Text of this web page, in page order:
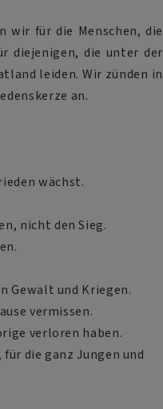
wir für die Menschen, die
diejenigen, die unter der
leiden. Wir zünden in
an.
wächst.
nicht den Sieg.
Gewalt und Kriegen.
vermissen.
verloren haben.
die ganz Jungen und